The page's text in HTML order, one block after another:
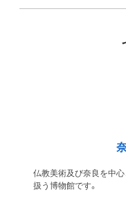
仏教美術及び奈良を中
扱う博物館です。